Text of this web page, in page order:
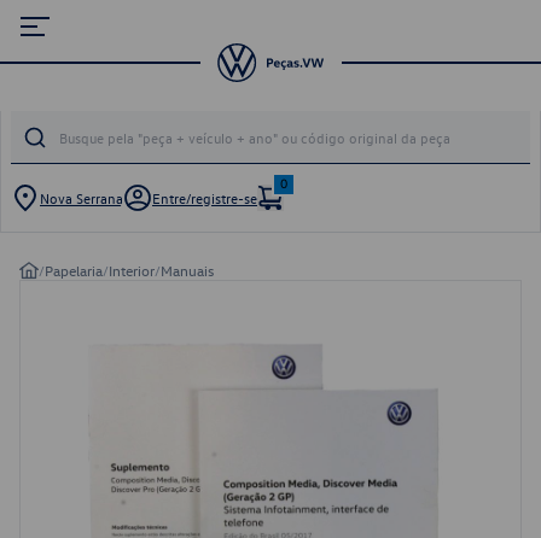
Nova Serrana Entre/registre-se
0
/Papelaria/Interior/Manuais